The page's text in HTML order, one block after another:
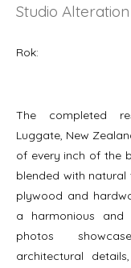
Studio
Rok:
The completed
Luggate, New
of every inch of the
blended with
plywood and
a harmonious and
photos
architectural